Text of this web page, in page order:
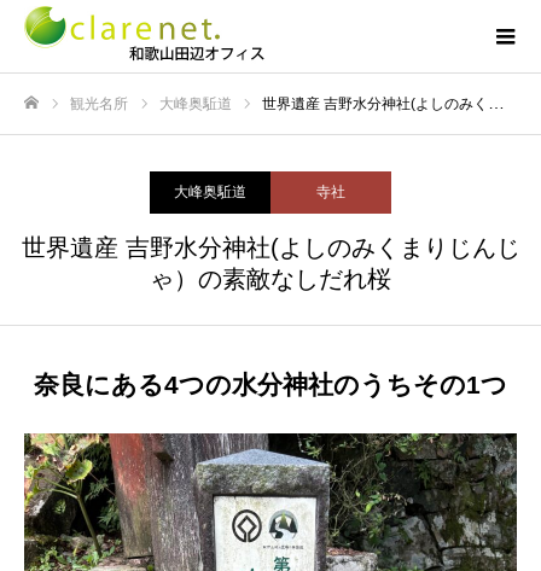
観光名所 大峰奥駈道 世界遺産 吉野水分神社(よしのみくまりじんじゃ）の素敵なしだれ桜
大峰奥駈道 寺社
世界遺産 吉野水分神社(よしのみくまりじんじ
ゃ）の素敵なしだれ桜
奈良にある4つの水分神社のうちその1つ